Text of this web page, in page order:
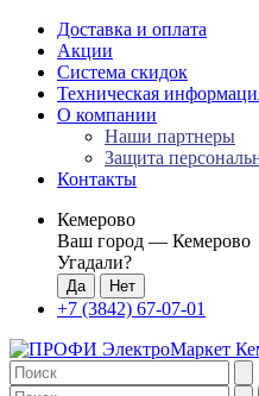
Доставка и оплата
Акции
Система скидок
Техническая
О компании
Наши партнеры
Защита
Контакты
Кемерово
Ваш город — Кемерово
Угадали?
+7 (3842) 67-07-01